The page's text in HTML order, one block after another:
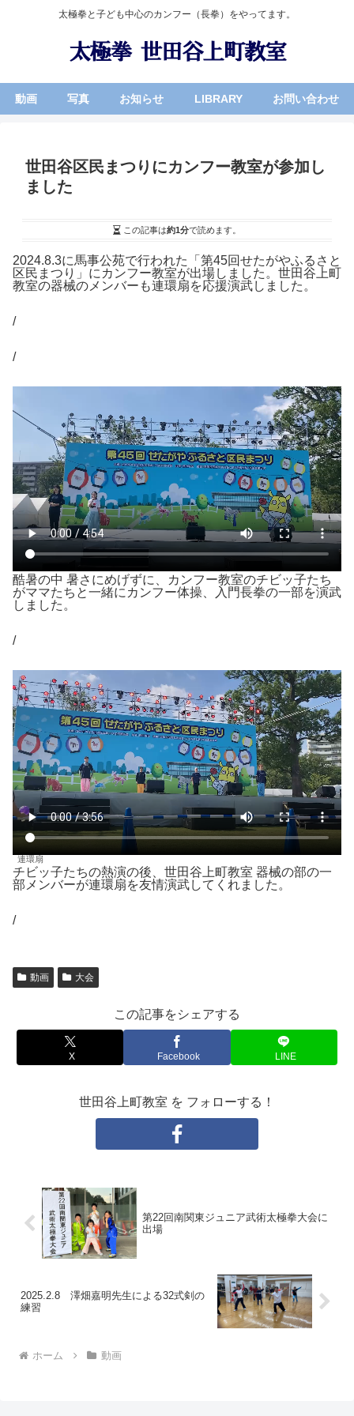
太極拳と子ども中心のカンフー（長拳）をやってます。
動画 写真 お知らせ LIBRARY お問い合わせ
世田谷区民まつりにカンフー教室が参加し
ました
この記事は約1分で読めます。
2024.8.3に馬事公苑で行われた「第45回せたがやふるさと
区民まつり」にカンフー教室が出場しました。世田谷上町
教室の器械のメンバーも連環扇を応援演武しました。
/
/
酷暑の中 暑さにめげずに、カンフー教室のチビッ子たち
がママたちと一緒にカンフー体操、入門長拳の一部を演武
しました。
/
連環扇
チビッ子たちの熱演の後、世田谷上町教室 器械の部の一
部メンバーが連環扇を友情演武してくれました。
/
動画 大会
この記事をシェアする
X Facebook LINE
世田谷上町教室 を フォローする！
第22回南関東ジュニア武術太極拳大会に
出場
2025.2.8 澤畑嘉明先生による32式剣の
練習
ホーム 動画